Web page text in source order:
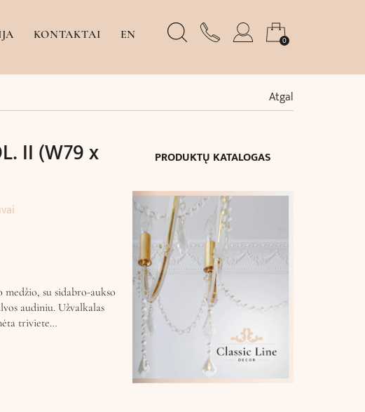
KONTAKTAI EN 0
Atgal
II (W79 x
medžio, su sidabro-aukso
audiniu. Užvalkalas
triviete…
PRODUKTŲ KATALOGAS